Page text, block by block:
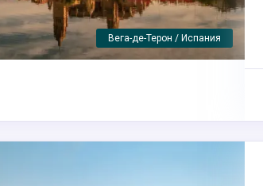
Пезу-да-Регуа / Португалия